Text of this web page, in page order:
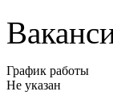
График работы
Не указан